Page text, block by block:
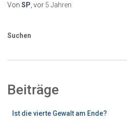
Von SP , vor 5 Jahren
Suchen
Beiträge
Ist die vierte Gewalt am Ende?